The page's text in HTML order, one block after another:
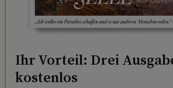
Ihr Vorteil: Drei
kostenlos